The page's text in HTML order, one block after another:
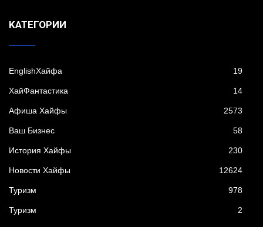
KАТЕГОРИИ
EnglishХайфа 19
XайФантастика 14
Афиша Хайфы 2573
Ваш Бизнес 58
История Хайфы 230
Новости Хайфы 12624
Туризм 978
Туризм 2